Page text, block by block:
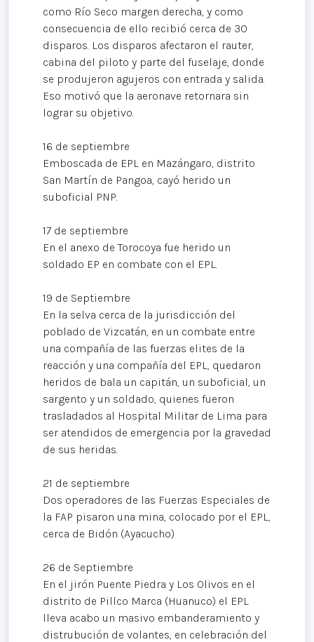
como Río Seco margen derecha, y como
consecuencia de ello recibió cerca de 30
disparos. Los disparos afectaron el rauter,
cabina del piloto y parte del fuselaje, donde
se produjeron agujeros con entrada y salida.
Eso motivó que la aeronave retornara sin
lograr su objetivo.
16 de septiembre
Emboscada de EPL en Mazángaro, distrito
San Martín de Pangoa, cayó herido un
suboficial PNP.
17 de septiembre
En el anexo de Torocoya fue herido un
soldado EP en combate con el EPL.
19 de Septiembre
En la selva cerca de la jurisdicción del
poblado de Vizcatán, en un combate entre
una compañía de las fuerzas elites de la
reacción y una compañía del EPL, quedaron
heridos de bala un capitán, un suboficial, un
sargento y un soldado, quienes fueron
trasladados al Hospital Militar de Lima para
ser atendidos de emergencia por la gravedad
de sus heridas.
21 de septiembre
Dos operadores de las Fuerzas Especiales de
la FAP pisaron una mina, colocado por el EPL,
cerca de Bidón (Ayacucho)
26 de Septiembre
En el jirón Puente Piedra y Los Olivos en el
distrito de Pillco Marca (Huanuco) el EPL
lleva acabo un masivo embanderamiento y
distrubución de volantes, en celebración del